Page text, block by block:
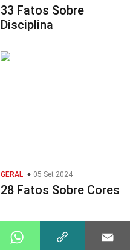
33 Fatos Sobre
Disciplina
GERAL 05 Set 2024
28 Fatos Sobre Cores